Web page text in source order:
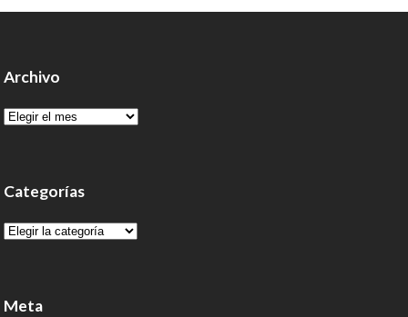
Archivo
Archivo
Categorías
Categorías
Meta